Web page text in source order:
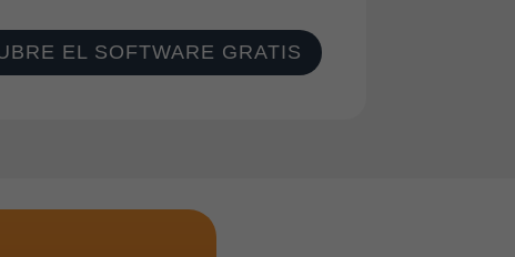
EL SOFTWARE GRATIS